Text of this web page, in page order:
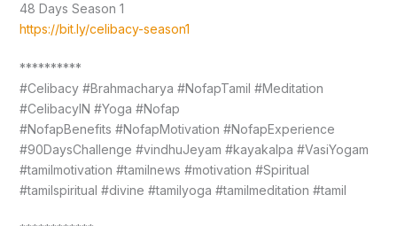
48 Days Season 1
https://bit.ly/celibacy-season1
**********
#Celibacy #Brahmacharya #NofapTamil #Meditation
#CelibacyIN #Yoga #Nofap
#NofapBenefits #NofapMotivation #NofapExperience
#90DaysChallenge #vindhuJeyam #kayakalpa #VasiYogam
#tamilmotivation #tamilnews #motivation #Spiritual
#tamilspiritual #divine #tamilyoga #tamilmeditation #tamil